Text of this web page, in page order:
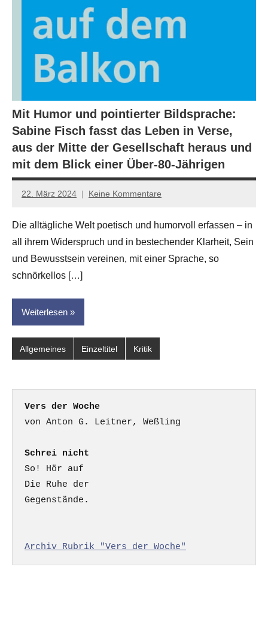
Mit Humor und pointierter Bildsprache:
Sabine Fisch fasst das Leben in Verse,
aus der Mitte der Gesellschaft heraus und
mit dem Blick einer Über-80-Jährigen
22. März 2024
Jan-
Hornauer
für
dasgedichtblog
Keine Kommentare
Die alltägliche Welt poetisch und humorvoll erfassen – in
all ihrem Widerspruch und in bestechender Klarheit, Sein
und Bewusstsein vereinen, mit einer Sprache, so
schnörkellos […]
Weiterlesen
Allgemeines Einzeltitel Kritik
Vers der Woche
Schrei nicht
So! Hör auf
Die Ruhe der
Gegenstände.
Archiv Rubrik "Vers der Woche"